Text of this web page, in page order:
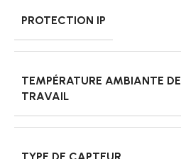
PROTECTION IP
TEMPÉRATURE AMBIANTE DE
TRAVAIL